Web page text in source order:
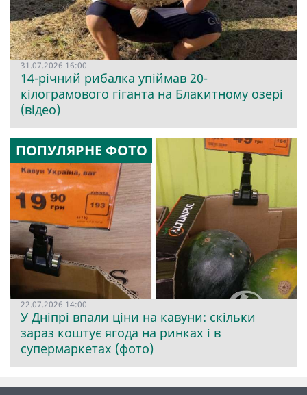
31.07.2026 16:00
14-річний рибалка упіймав 20-
кілограмового гіганта на Блакитному озері
(відео)
ПОПУЛЯРНЕ ФОТО
22.07.2026 14:00
У Дніпрі впали ціни на кавуни: скільки
зараз коштує ягода на ринках і в
супермаркетах (фото)